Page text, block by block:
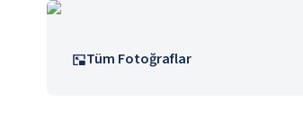
Tüm Fotoğraflar